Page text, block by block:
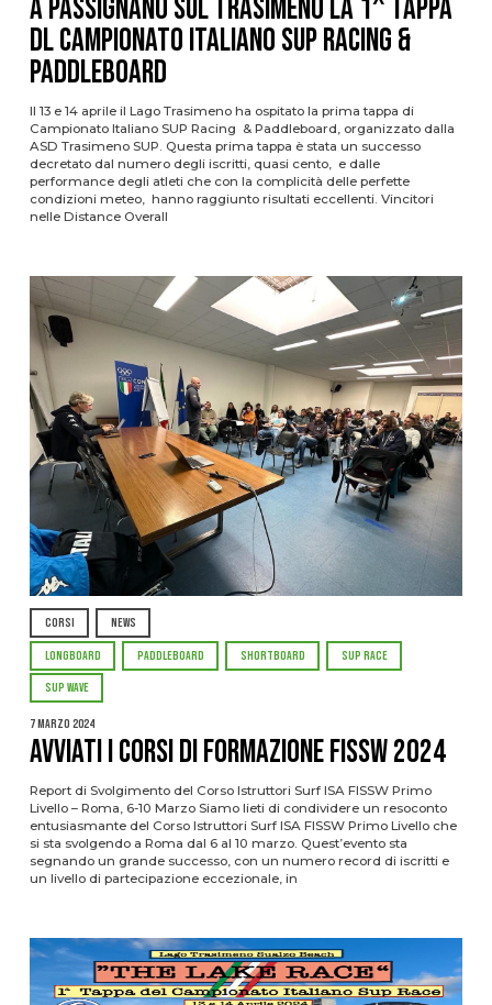
A Passignano sul Trasimeno la 1^ tappa
dl Campionato Italiano SUP Racing &
Paddleboard
Il 13 e 14 aprile il Lago Trasimeno ha ospitato la prima tappa di
Campionato Italiano SUP Racing & Paddleboard, organizzato dalla
ASD Trasimeno SUP. Questa prima tappa è stata un successo
decretato dal numero degli iscritti, quasi cento, e dalle
performance degli atleti che con la complicità delle perfette
condizioni meteo, hanno raggiunto risultati eccellenti. Vincitori
nelle Distance Overall
CORSI NEWS
LONGBOARD PADDLEBOARD SHORTBOARD SUP RACE
SUP WAVE
7 Marzo 2024
Avviati i Corsi di Formazione FISSW 2024
Report di Svolgimento del Corso Istruttori Surf ISA FISSW Primo
Livello – Roma, 6-10 Marzo Siamo lieti di condividere un resoconto
entusiasmante del Corso Istruttori Surf ISA FISSW Primo Livello che
si sta svolgendo a Roma dal 6 al 10 marzo. Quest’evento sta
segnando un grande successo, con un numero record di iscritti e
un livello di partecipazione eccezionale, in